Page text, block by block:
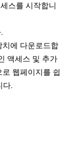
스를 시작합니
치에 다운로드합
액세스 및 추가
웹페이지를 쉽
다.